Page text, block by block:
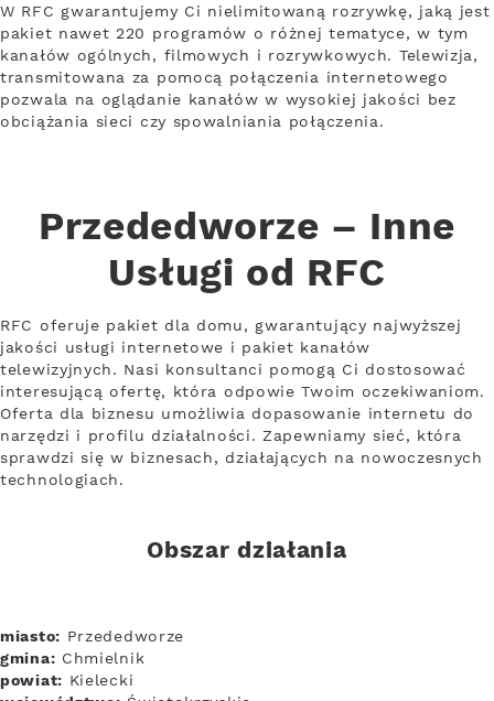
W RFC gwarantujemy Ci nielimitowaną rozrywkę, jaką jest
pakiet nawet 220 programów o różnej tematyce, w tym
kanałów ogólnych, filmowych i rozrywkowych. Telewizja,
transmitowana za pomocą połączenia internetowego
pozwala na oglądanie kanałów w wysokiej jakości bez
obciążania sieci czy spowalniania połączenia.
Przededworze – Inne
Usługi od RFC
RFC oferuje pakiet dla domu, gwarantujący najwyższej
jakości usługi internetowe i pakiet kanałów
telewizyjnych. Nasi konsultanci pomogą Ci dostosować
interesującą ofertę, która odpowie Twoim oczekiwaniom.
Oferta dla biznesu umożliwia dopasowanie internetu do
narzędzi i profilu działalności. Zapewniamy sieć, która
sprawdzi się w biznesach, działających na nowoczesnych
technologiach.
Obszar działania
miasto: Przededworze
gmina: Chmielnik
powiat: Kielecki